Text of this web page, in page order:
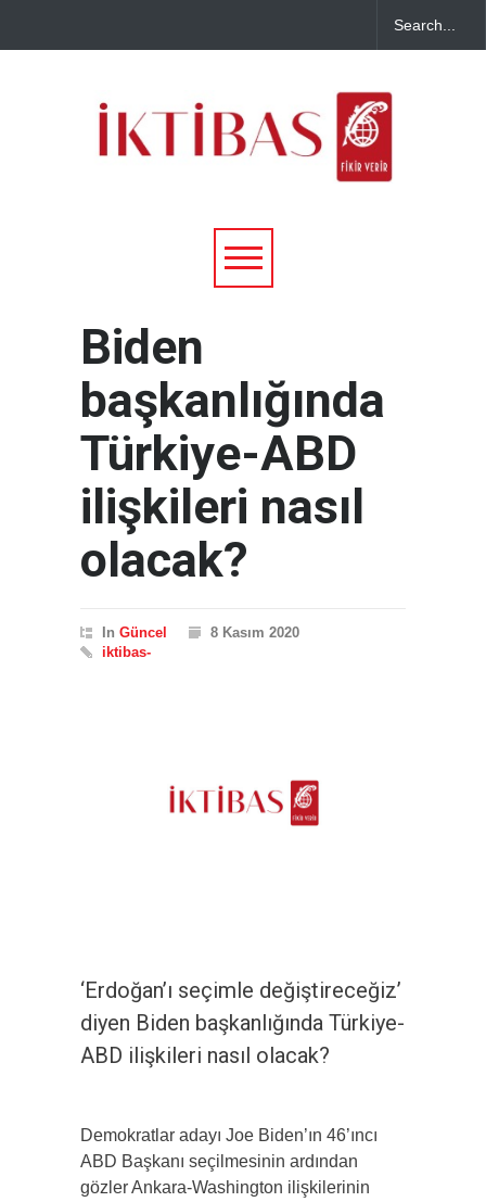
Biden
başkanlığında
Türkiye-ABD
ilişkileri nasıl
olacak?
In Güncel
8 Kasım 2020
iktibas-
‘Erdoğan’ı seçimle değiştireceğiz’
diyen Biden başkanlığında Türkiye-
ABD ilişkileri nasıl olacak?
Demokratlar adayı Joe Biden’ın 46’ıncı
ABD Başkanı seçilmesinin ardından
gözler Ankara-Washington ilişkilerinin